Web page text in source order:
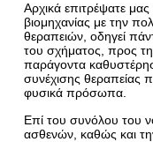
Αρχικά επιτρέψατε
βιομηχανίας με την
θεραπειών, οδηγεί
του σχήματος, προς
παράγοντα
συνέχισης θεραπείας
φυσικά πρόσωπα.
Επί του συνόλου του
ασθενών, καθώς και